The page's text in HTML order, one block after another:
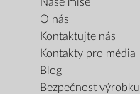
O nás
Kontaktujte nás
Kontakty pro média
Blog
Bezpečnost výrobku